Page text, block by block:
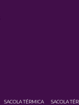
SACOLA TÉRMICA SACOLA